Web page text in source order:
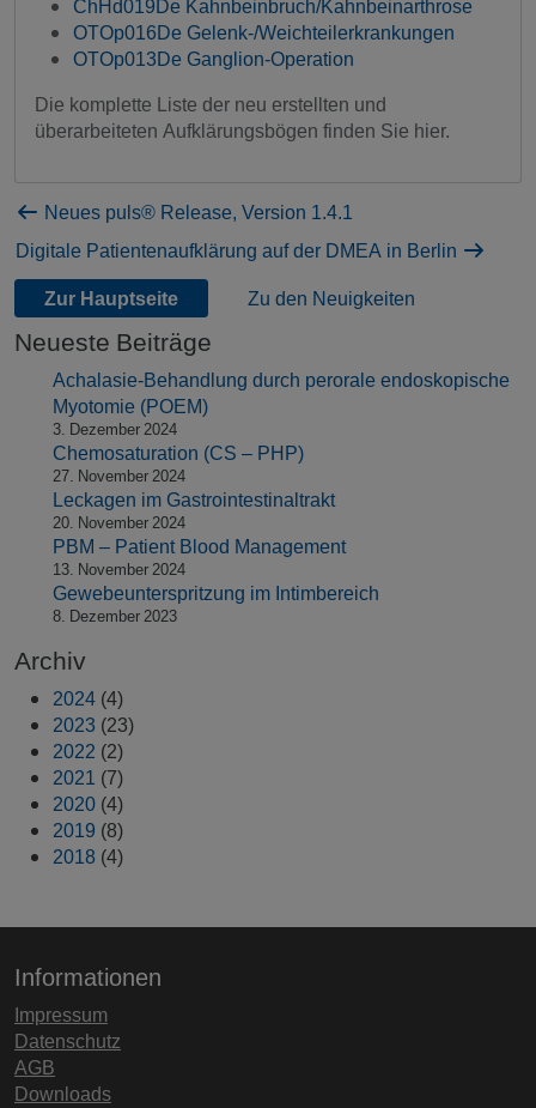
ChHd019De Kahnbeinbruch/Kahnbeinarthrose
OTOp016De Gelenk-/Weichteilerkrankungen
OTOp013De Ganglion-Operation
Die komplette Liste der neu erstellten und
überarbeiteten Aufklärungsbögen finden Sie hier.
Neues puls® Release, Version 1.4.1
Digitale Patientenaufklärung auf der DMEA in Berlin
Zur Hauptseite
Zu den Neuigkeiten
Neueste Beiträge
Achalasie-Behandlung durch perorale endoskopische
Myotomie (POEM)
3. Dezember 2024
Chemosaturation (CS – PHP)
27. November 2024
Leckagen im Gastrointestinaltrakt
20. November 2024
PBM – Patient Blood Management
13. November 2024
Gewebeunterspritzung im Intimbereich
8. Dezember 2023
Archiv
2024 (4)
2023 (23)
2022 (2)
2021 (7)
2020 (4)
2019 (8)
2018 (4)
Informationen
Impressum
Datenschutz
AGB
Downloads